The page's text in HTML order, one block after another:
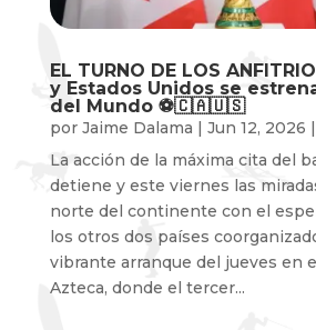
EL TURNO DE LOS
y Estados Unidos se
del Mundo ⚽️🇨🇦🇺🇸
por Jaime Dalama | Jun 12, 2026 |
La acción de la máxima cita del
detiene y este viernes las
norte del continente con el
los otros dos países
vibrante arranque del jueves en
Azteca, donde el tercer...